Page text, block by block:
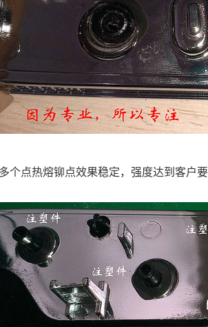
个点热熔铆点效果稳定，强度达到客户